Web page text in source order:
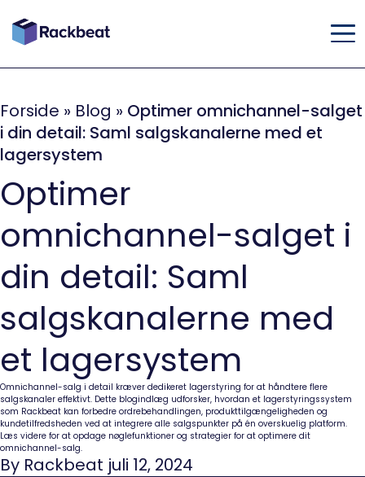
Forside » Blog » Optimer omnichannel-salget
i din detail: Saml salgskanalerne med et
lagersystem
Optimer
omnichannel-salget i
din detail: Saml
salgskanalerne med
et lagersystem
Omnichannel-salg i detail kræver dedikeret lagerstyring for at håndtere flere
salgskanaler effektivt. Dette blogindlæg udforsker, hvordan et lagerstyringssystem
som Rackbeat kan forbedre ordrebehandlingen, produkttilgængeligheden og
kundetilfredsheden ved at integrere alle salgspunkter på én overskuelig platform.
Læs videre for at opdage nøglefunktioner og strategier for at optimere dit
omnichannel-salg.
By Rackbeat juli 12, 2024